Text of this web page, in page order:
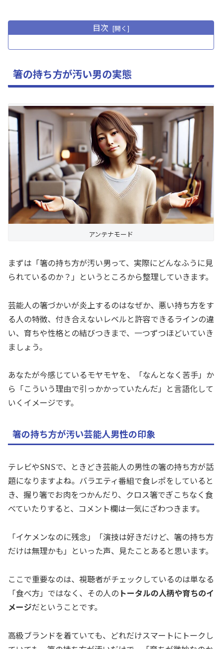
目次
箸の持ち方が汚い男の実態
アンテナモード
まずは「箸の持ち方が汚い男って、実際にどんなふうに見
られているのか？」というところから整理していきます。
芸能人の箸づかいが炎上するのはなぜか、悪い持ち方をす
る人の特徴、付き合えないレベルと許容できるラインの違
い、育ちや性格との結びつきまで、一つずつほどいていき
ましょう。
あなたが今感じているモヤモヤを、「なんとなく苦手」か
ら「こういう理由で引っかかっていたんだ」と言語化して
いくイメージです。
箸の持ち方が汚い芸能人男性の印象
テレビやSNSで、ときどき芸能人の男性の箸の持ち方が話
題になりますよね。バラエティ番組で食レポをしていると
き、握り箸でお肉をつかんだり、クロス箸でぎこちなく食
べていたりすると、コメント欄は一気にざわつきます。
「イケメンなのに残念」「演技は好きだけど、箸の持ち方
だけは無理かも」といった声、見たことあると思います。
ここで重要なのは、視聴者がチェックしているのは単なる
「食べ方」ではなく、その人の トータルの人柄や育ちのイ
メージだということです。
高級ブランドを着ていても、どれだけスマートにトークし